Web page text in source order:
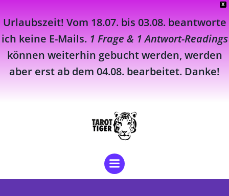
X
Urlaubszeit! Vom 18.07. bis 03.08. beantworte
ich keine E-Mails. 1 Frage & 1 Antwort-Readings
können weiterhin gebucht werden, werden
aber erst ab dem 04.08. bearbeitet. Danke!
Inhalt
springen